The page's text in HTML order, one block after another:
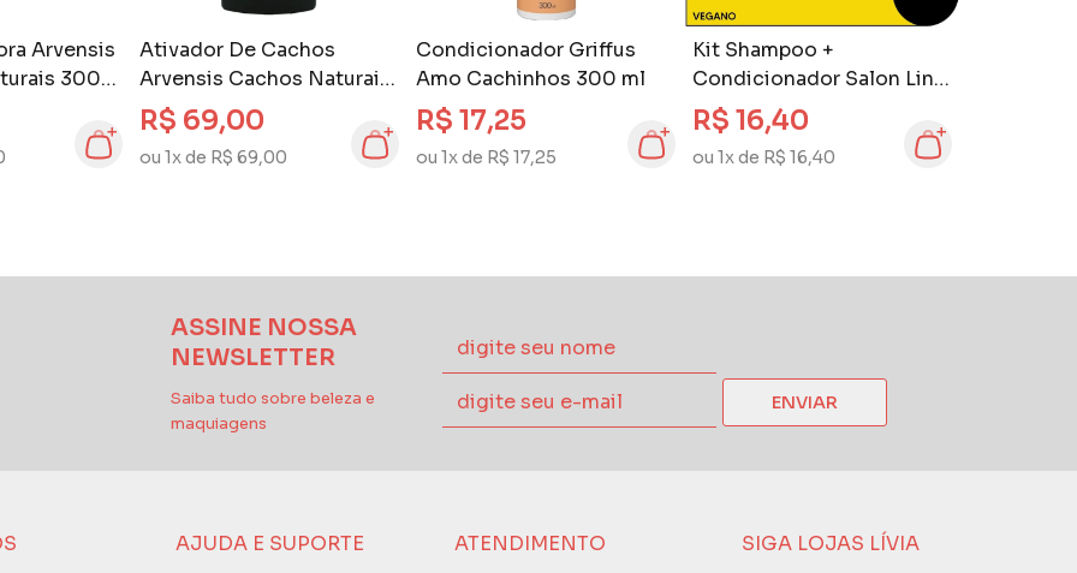
Arvensis
300
Ativador De Cachos
Arvensis Cachos Naturais
300 ml Cacheados e
Ondulados
R$ 69,00
ou 1x de R$ 69,00
Condicionador Griffus
Amo Cachinhos 300 ml
R$ 17,25
ou 1x de R$ 17,25
Kit Shampoo +
Condicionador Salon Line
Hidra Cachinhos Kids 300
ml
R$ 16,40
ou 1x de R$ 16,40
ASSINE NOSSA
NEWSLETTER
Saiba tudo sobre beleza e
maquiagens
ENVIAR
AJUDA E SUPORTE
ATENDIMENTO
SIGA LOJAS LÍVIA